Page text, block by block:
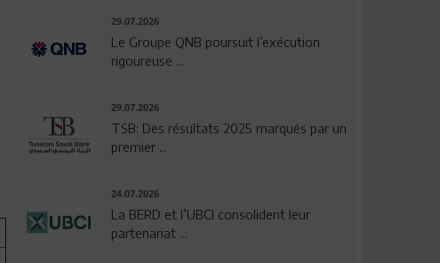
29.07.2026
Le Groupe QNB poursuit l’exécution
rigoureuse ...
29.07.2026
TSB: Des résultats 2025 marqués par un
premier ...
24.07.2026
La BERD et l’UBCI consolident leur
partenariat ...